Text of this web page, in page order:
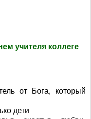
учителя коллеге
от Бога, который
дети